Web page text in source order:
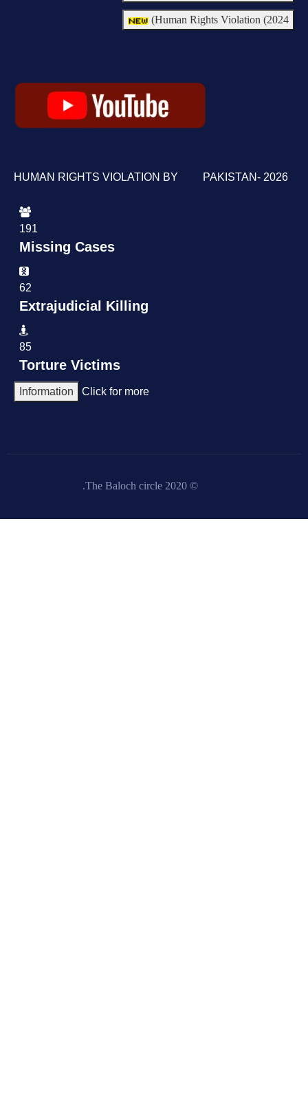
Human Rights Violation (2024)
HUMAN RIGHTS VIOLATION BY PAKISTAN- 2026
191
Missing Cases
62
Extrajudicial Killing
85
Torture Victims
Click for more
Information
© 2020 The Baloch circle.